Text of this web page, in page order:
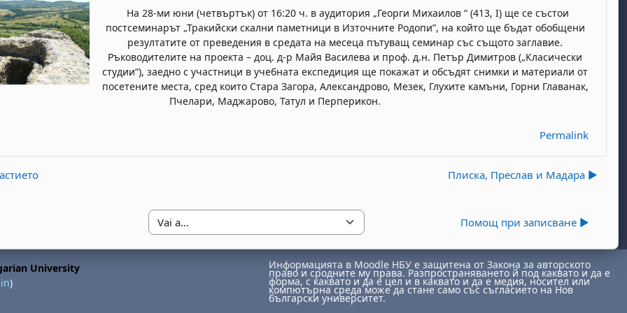
На 28-ми юни (четвъртък) от 16:20 ч. в аудитория „Георги Михаилов “ (413, I) ще се състои
постсеминарът „Тракийски скални паметници в Източните Родопи”, на който ще бъдат обобщени
резултатите от преведения в средата на месеца пътуващ семинар със същото заглавие.
Ръководителите на проекта – доц. д-р Майя Василева и проф. д.н. Петър Димитров („Класически
студии“), заедно с участници в учебната експедиция ще покажат и обсъдят снимки и материали от
посетените места, сред които Стара Загора, Александрово, Мезек, Глухите камъни, Горни Главанак,
Пчелари, Маджарово, Татул и Перперикон.
Permalink
Плиска, Преслав и Мадара ▶︎
Vai a... Помощ при записване ▶︎
Информацията в Moodle НБУ е защитена от Закона за авторското
право и сродните му права. Разпространяването й под каквато и да е
форма, с каквато и да е цел и в каквато и да е медия, носител или
компютърна среда може да стане само със съгласието на Нов
български университет.
University
)